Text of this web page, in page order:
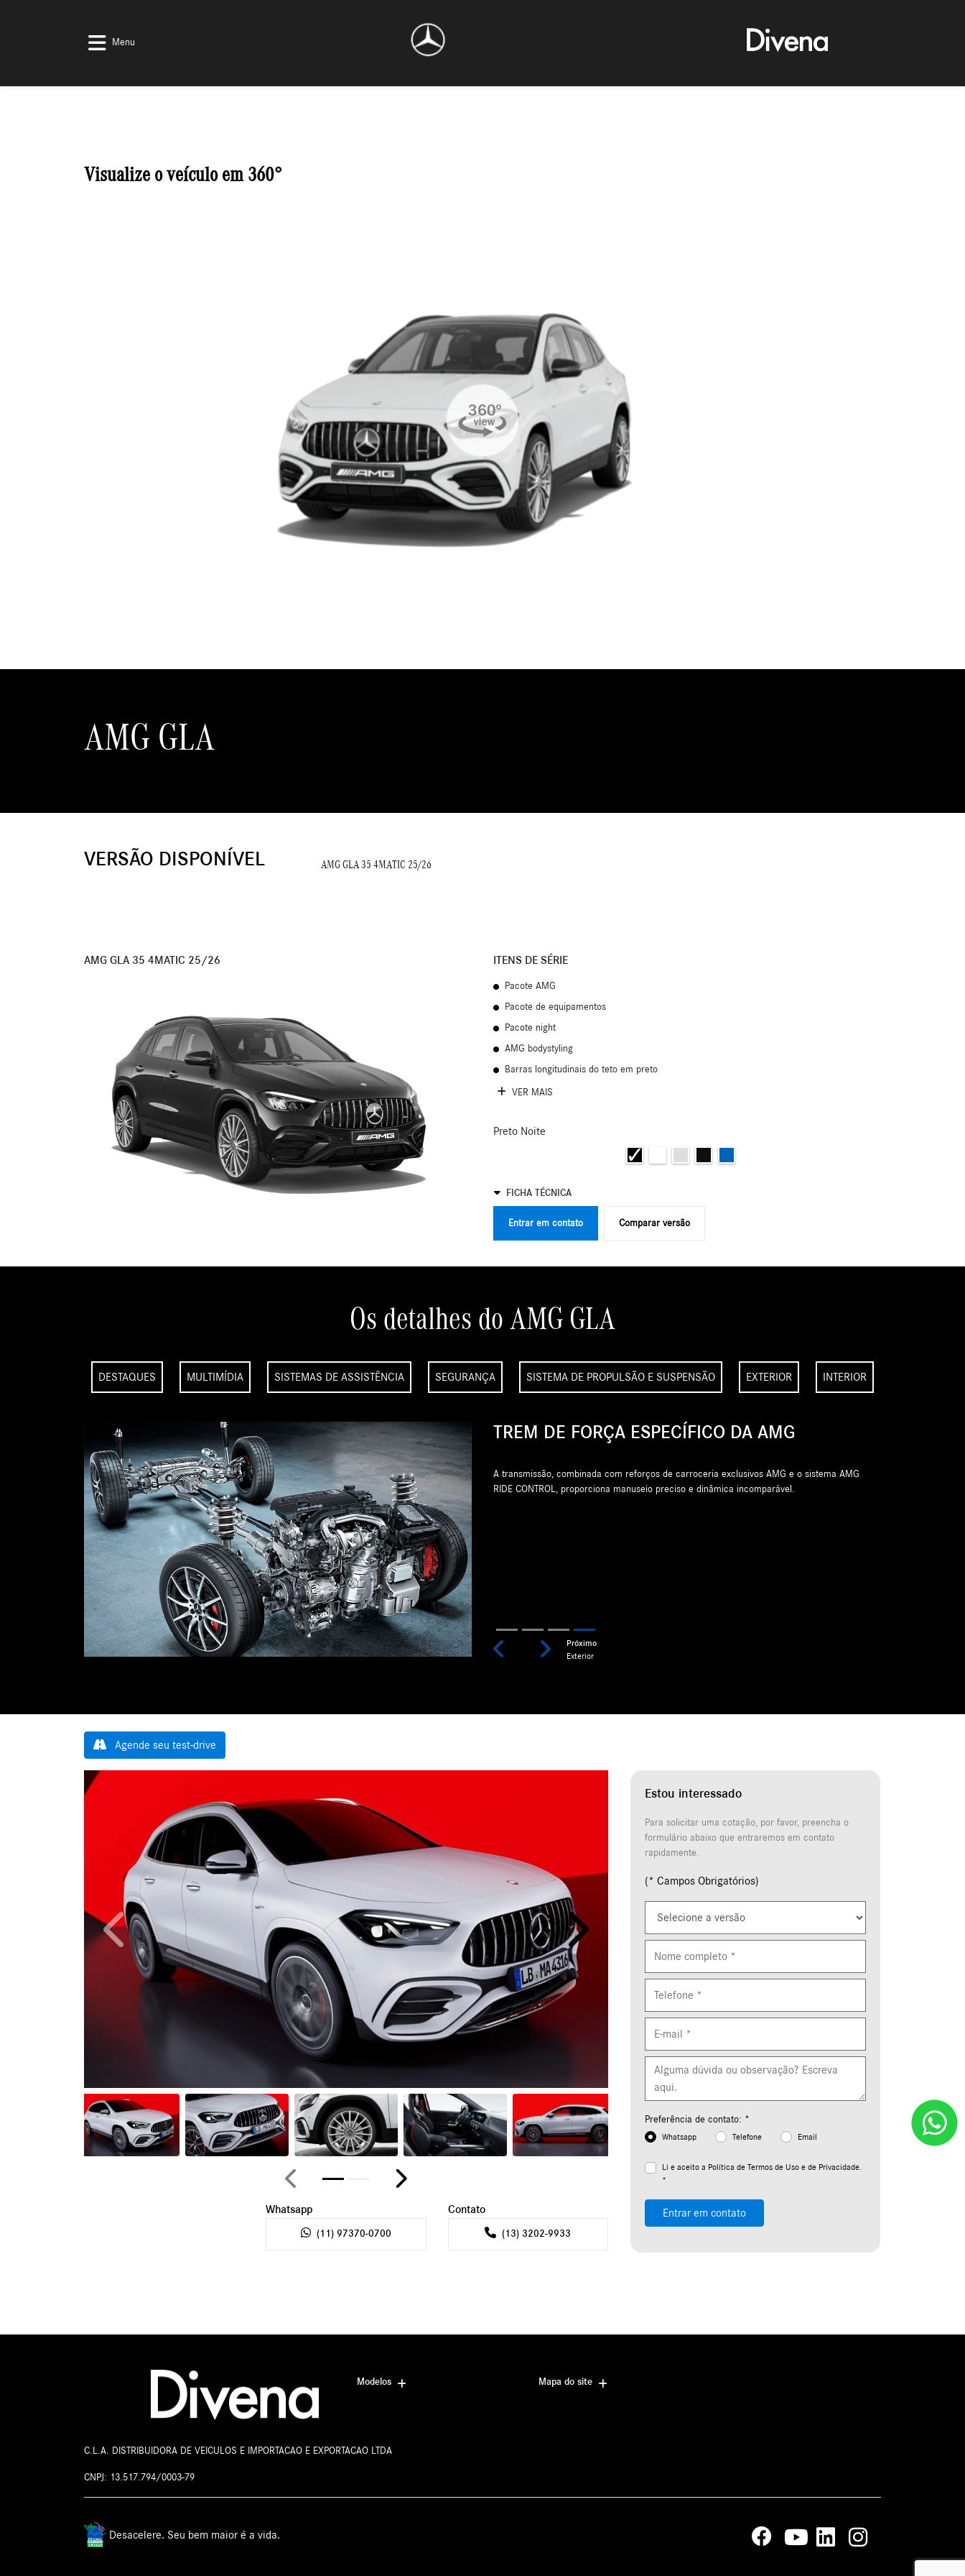
Menu
Visualize o veículo em 360°
AMG GLA
VERSÃO DISPONÍVEL AMG GLA 35 4MATIC 25/26
AMG GLA 35 4MATIC 25/26 ITENS DE SÉRIE
Pacote AMG
Pacote de equipamentos
Pacote night
AMG bodystyling
Barras longitudinais do teto em preto
VER MAIS
Preto Noite
FICHA TÉCNICA
Entrar em contato Comparar versão
Os detalhes do AMG GLA
DESTAQUES MULTIMÍDIA SISTEMAS DE ASSISTÊNCIA SEGURANÇA SISTEMA DE PROPULSÃO E SUSPENSÃO EXTERIOR INTERIOR
EXTERIOR
Os elementos característicos da AMG, como a
e as rodas AMG, reforçam o visual marcante e a
FORÇA ESPECÍFICO DA AMG
combinada com reforços de carroceria exclusivos AMG e o sistema AMG
proporciona manuseio preciso e dinâmica incomparável.
Estou interessado
Para solicitar uma cotação, por favor, preencha o
formulário abaixo que entraremos em contato
rapidamente.
(* Campos Obrigatórios)
Preferência de contato: *
Li e aceito a Política de Termos de Uso e de Privacidade.
Anterior Próximo
Anterior
Modelos Mapa do site
C.L.A. DISTRIBUIDORA DE VEICULOS E IMPORTACAO E EXPORTACAO LTDA
CNPJ: 13.517.794/0003-79
Desacelere. Seu bem maior é a vida.